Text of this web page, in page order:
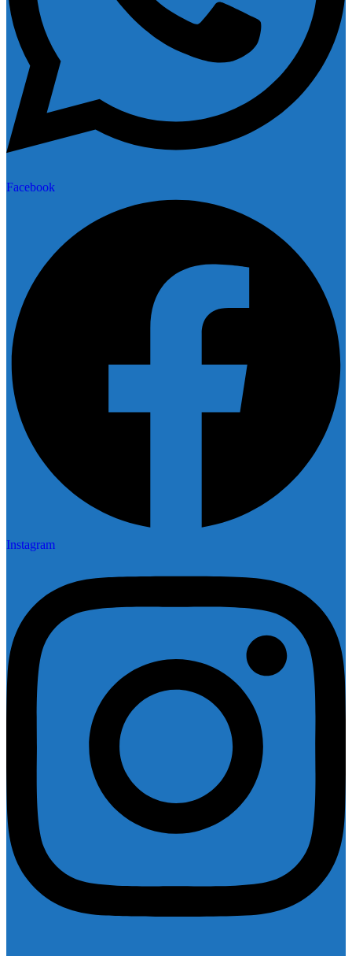
Facebook
Instagram